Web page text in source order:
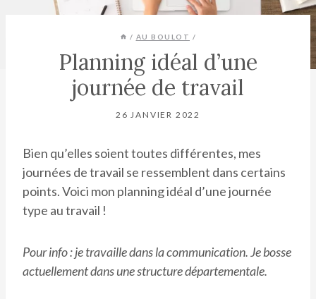
/ AU BOULOT /
Planning idéal d’une
journée de travail
26 JANVIER 2022
Bien qu’elles soient toutes différentes, mes
journées de travail se ressemblent dans certains
points. Voici mon planning idéal d’une journée
type au travail !
Pour info : je travaille dans la communication. Je bosse
actuellement dans une structure départementale.